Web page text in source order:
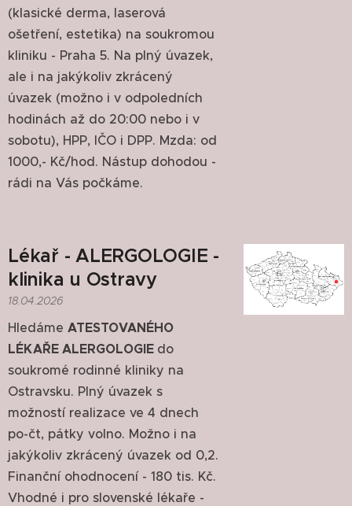
(klasické derma, laserová
ošetření, estetika) na soukromou
kliniku - Praha 5. Na plný úvazek,
ale i na jakýkoliv zkrácený
úvazek (možno i v odpoledních
hodinách až do 20:00 nebo i v
sobotu), HPP, IČO i DPP. Mzda: od
1000,- Kč/hod. Nástup dohodou -
rádi na Vás počkáme.
Lékař - ALERGOLOGIE -
klinika u Ostravy
18.04.2026
Hledáme ATESTOVANÉHO
LÉKAŘE ALERGOLOGIE do
soukromé rodinné kliniky na
Ostravsku. Plný úvazek s
možností realizace ve 4 dnech
po-čt, pátky volno. Možno i na
jakýkoliv zkrácený úvazek od 0,2.
Finanční ohodnocení - 180 tis. Kč.
Vhodné i pro slovenské lékaře -